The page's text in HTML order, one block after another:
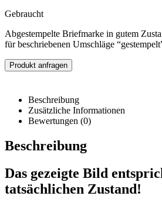
Gebraucht
Abgestempelte Briefmarke in gutem
für beschriebenen Umschläge
Produkt anfragen
Beschreibung
Zusätzliche Informationen
Bewertungen (0)
Beschreibung
Das gezeigte Bild
tatsächlichen Zustand!